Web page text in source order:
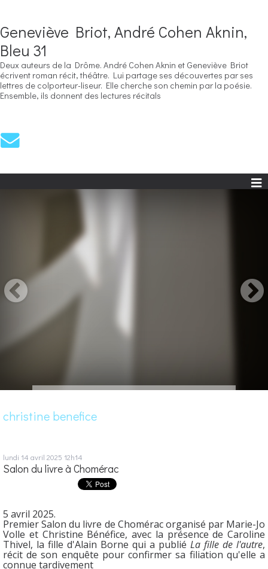
Geneviève Briot, André Cohen Aknin,
Bleu 31
Deux auteurs de la Drôme. André Cohen Aknin et Geneviève Briot
écrivent roman récit, théâtre. Lui partage ses découvertes par ses
lettres de colporteur-liseur. Elle cherche son chemin par la poésie.
Ensemble, ils donnent des lectures récitals
christine benefice
lundi 14 avril 2025 12h14
Salon du livre à Chomérac
5 avril 2025.
Premier Salon du livre de Chomérac organisé par Marie-Jo
Volle et Christine Bénéfice, avec la présence de Caroline
Thivel, la fille d'Alain Borne qui a publié La fille de l'autre,
récit de son enquête pour confirmer sa filiation qu'elle a
connue tardivement